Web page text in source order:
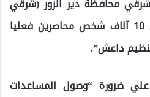
محافظة دير الزور (شرقي
سوريا)، حيث يظل أكثر من 10 آلاف شخص محاصرين فعليا
داعش”.
علي ضرورة “وصول المساعدات